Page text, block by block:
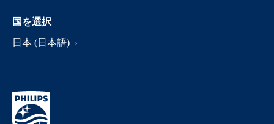
国を選択
日本 (日本語)